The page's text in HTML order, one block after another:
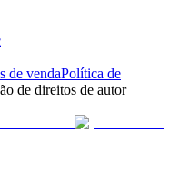
de vendaPolítica de
de direitos de autor